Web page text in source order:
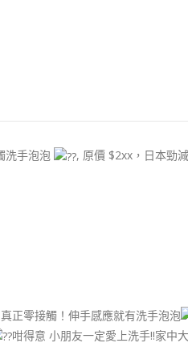
洗手泡泡
, 原價 $2xx，日本勁
正零接觸！伸手感應就有洗手泡泡
咁得意 小朋友一定愛上洗手!!家中